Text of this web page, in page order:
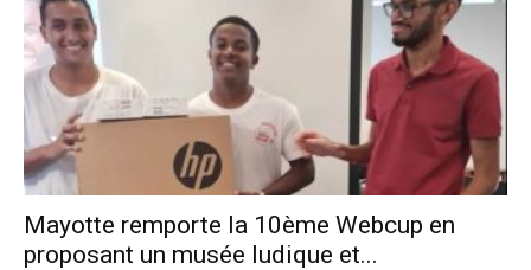
Mayotte remporte la 10ème Webcup en
proposant un musée ludique et...